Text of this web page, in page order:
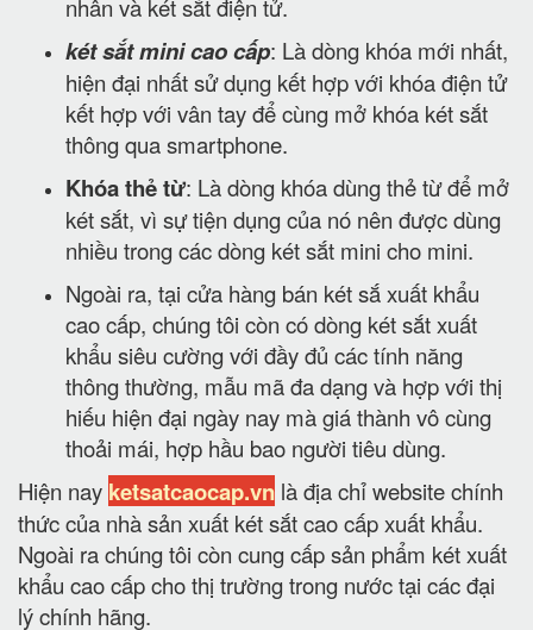
nhân và két sắt điện tử.
két sắt mini cao cấp: Là dòng khóa mới nhất,
hiện đại nhất sử dụng kết hợp với khóa điện tử
kết hợp với vân tay để cùng mở khóa két sắt
thông qua smartphone.
Khóa thẻ từ: Là dòng khóa dùng thẻ từ để mở
két sắt, vì sự tiện dụng của nó nên được dùng
nhiều trong các dòng két sắt mini cho mini.
Ngoài ra, tại cửa hàng bán két sắ xuất khẩu
cao cấp, chúng tôi còn có dòng két sắt xuất
khẩu siêu cường với đầy đủ các tính năng
thông thường, mẫu mã đa dạng và hợp với thị
hiếu hiện đại ngày nay mà giá thành vô cùng
thoải mái, hợp hầu bao người tiêu dùng.
Hiện nay ketsatcaocap.vn là địa chỉ website chính
thức của nhà sản xuất két sắt cao cấp xuất khẩu.
Ngoài ra chúng tôi còn cung cấp sản phẩm két xuất
khẩu cao cấp cho thị trường trong nước tại các đại
lý chính hãng.